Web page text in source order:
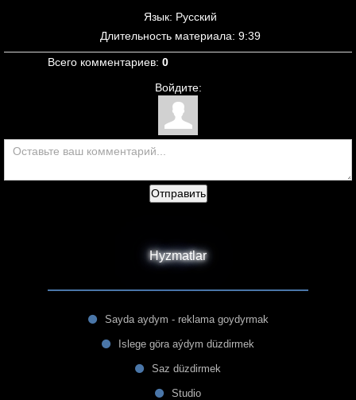
Язык: Русский
Длительность материала: 9:39
Всего комментариев: 0
Войдите:
Отправить
Hyzmatlar
Sayda aydym - reklama goydyrmak
Islege göra aýdym düzdirmek
Saz düzdirmek
Studio